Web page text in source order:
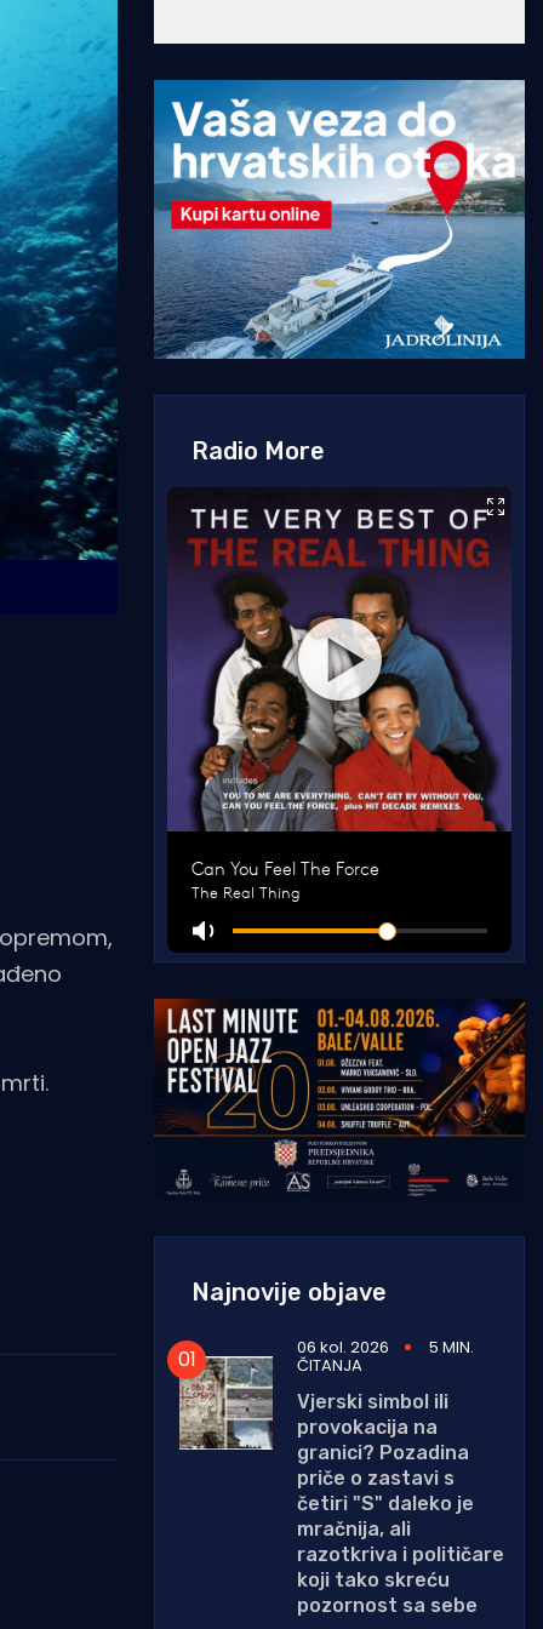
Radio More
Najnovije objave
06 kol. 2026 5 MIN.
ČITANJA
Vjerski simbol ili
provokacija na
granici? Pozadina
priče o zastavi s
četiri "S" daleko je
mračnija, ali
razotkriva i političare
koji tako skreću
pozornost sa sebe